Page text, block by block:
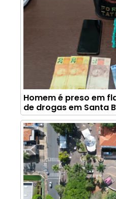
Homem é preso em
de drogas em Santa